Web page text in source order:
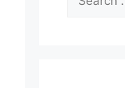
for: